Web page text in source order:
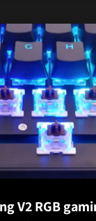
V2 RGB